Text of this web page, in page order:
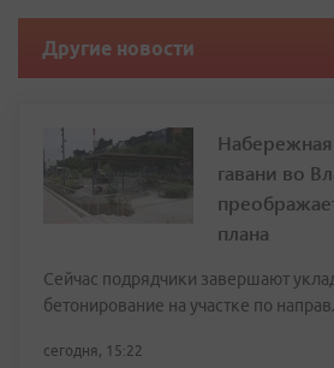
Другие новости
гавани во
плана
Сейчас подрядчики завершают
бетонирование на участке по
сегодня, 15:22